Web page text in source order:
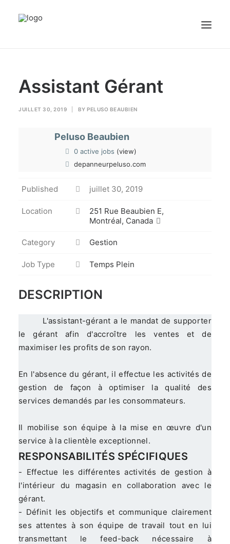
Accueil
Emplois
Candidats
OFFREZ UN EMPLOI
Portail Entreprise
Portail Candidat
sex videos
girl maid.free porn
Assistant Gérant
JUILLET 30, 2019 BY PELUSO BEAUBIEN
Peluso Beaubien
0 active jobs (view)
depanneurpeluso.com
Published juillet 30, 2019
Location
251 Rue Beaubien E,
Montréal, Canada
Category Gestion
Job Type Temps Plein
DESCRIPTION
L'assistant-gérant a le mandat de supporter
le gérant afin d'accroître les ventes et de
maximiser les profits de son rayon.
En l'absence du gérant, il effectue les activités de
gestion de façon à optimiser la qualité des
services demandés par les consommateurs.
Il mobilise son équipe à la mise en œuvre d'un
service à la clientèle exceptionnel.
RESPONSABILITÉS SPÉCIFIQUES
- Effectue les différentes activités de gestion à
l'intérieur du magasin en collaboration avec le
gérant.
- Définit les objectifs et communique clairement
ses attentes à son équipe de travail tout en lui
transmettant le feed-back nécessaire à